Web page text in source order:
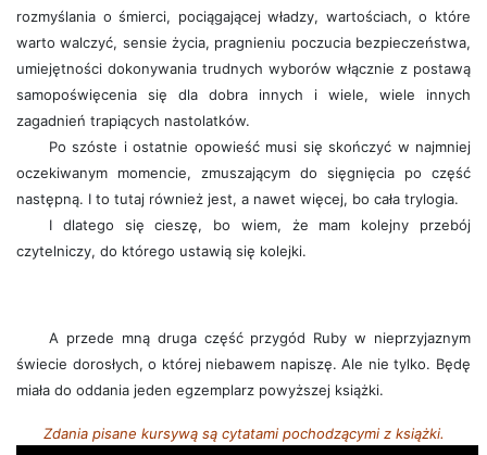
rozmyślania o śmierci, pociągającej władzy, wartościach, o które
warto walczyć, sensie życia, pragnieniu poczucia bezpieczeństwa,
umiejętności dokonywania trudnych wyborów włącznie z postawą
samopoświęcenia się dla dobra innych i wiele, wiele innych
zagadnień trapiących nastolatków.
Po szóste i ostatnie opowieść musi się skończyć w najmniej
oczekiwanym momencie, zmuszającym do sięgnięcia po część
następną. I to tutaj również jest, a nawet więcej, bo cała trylogia.
I dlatego się cieszę, bo wiem, że mam kolejny przebój
czytelniczy, do którego ustawią się kolejki.
A przede mną druga część przygód Ruby w nieprzyjaznym
świecie dorosłych, o której niebawem napiszę. Ale nie tylko. Będę
miała do oddania jeden egzemplarz powyższej książki.
Zdania pisane kursywą są cytatami pochodzącymi z książki.